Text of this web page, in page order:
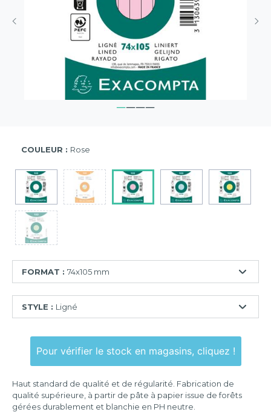
COULEUR : Rose
FORMAT : 74x105 mm
mm
100x150
mm
STYLE : Ligné
Quadrillé
perforé
Uni
Pour vérifier le stock en magasins, cliquez !
Haut standard de qualité et de régularité. Fabrication de
qualité supérieure, à partir de pâte à papier issue de forêts
gérées durablement et blanchie en PH neutre.